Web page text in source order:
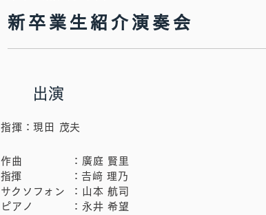
新卒業生紹介演奏会
​出演
​指揮：現田 茂夫
作曲
​指揮
​サクソフォン
ピアノ
：廣庭 賢里
​： 𠮷﨑 理乃
：山本 航司
：永井 希望